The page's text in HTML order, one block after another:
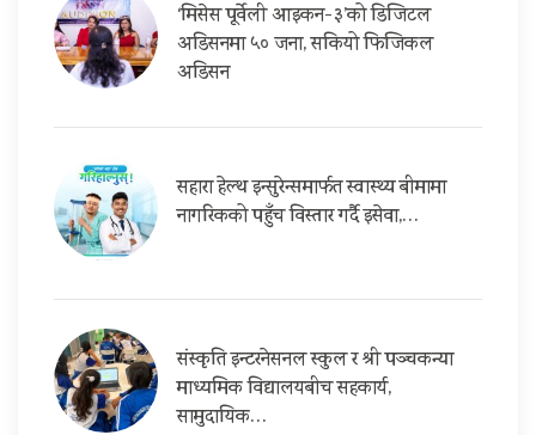
‘मिसेस पूर्वेली आइकन-३’को डिजिटल
अडिसनमा ५० जना, सकियो फिजिकल
अडिसन
सहारा हेल्थ इन्सुरेन्समार्फत स्वास्थ्य बीमामा
नागरिकको पहुँच विस्तार गर्दै इसेवा,…
संस्कृति इन्टरनेसनल स्कुल र श्री पञ्चकन्या
माध्यमिक विद्यालयबीच सहकार्य,
सामुदायिक…